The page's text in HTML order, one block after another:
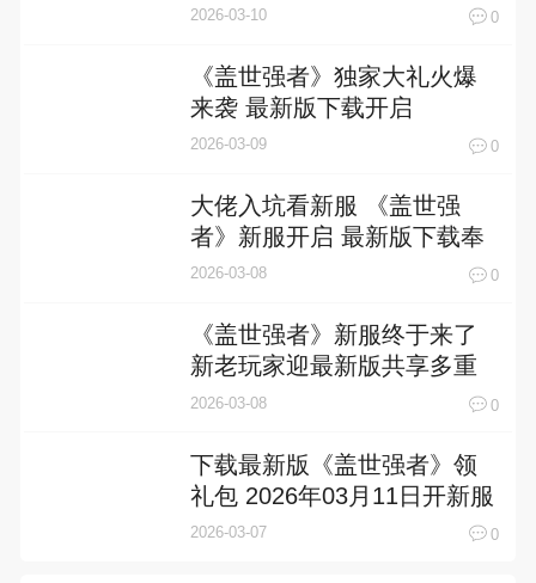
2026-03-10 0
《盖世强者》独家大礼火爆
来袭 最新版下载开启
2026-03-09 0
大佬入坑看新服 《盖世强
者》新服开启 最新版下载奉
上
2026-03-08 0
《盖世强者》新服终于来了
新老玩家迎最新版共享多重
礼包
2026-03-08 0
下载最新版《盖世强者》领
礼包 2026年03月11日开新服
入驻享福利
2026-03-07 0